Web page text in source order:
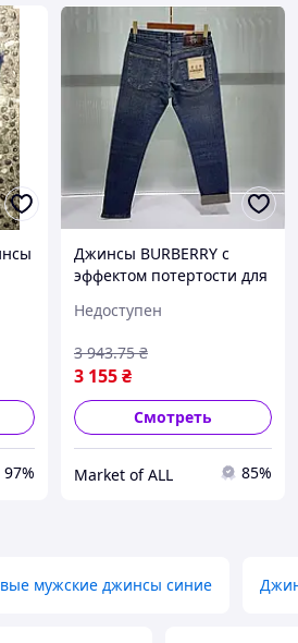
97%
Джинсы BURBERRY с
эффектом потертости для
JnBRB003 мужские
Недоступен
3 155₴
3 943.75 ₴
Смотреть
Market of ALL 85%
мужские джинсы синие